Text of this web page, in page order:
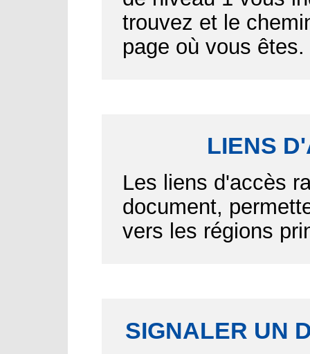
trouvez et le
page où vous êtes.
LIENS
Les liens d'accès
document,
vers les régions
SIGNALER UN